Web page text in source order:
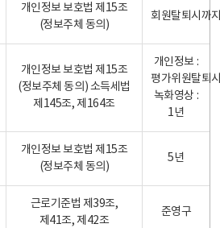
개인정보 보호법 제15조
(정보주체 동의)
회원탈퇴시까
개인정보 보호법 제15조
(정보주체 동의) 소득세법
제145조, 제164조
개인정보 :
평가위원탈퇴
녹화영상 :
1년
개인정보 보호법 제15조
(정보주체 동의)
5년
근로기준법 제39조,
제41조, 제42조
준영구